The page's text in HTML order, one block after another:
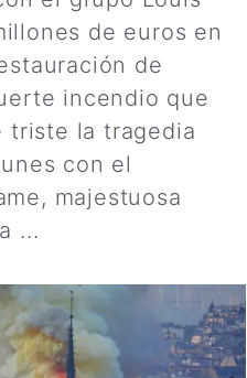
de euros en
de
incendio que
triste la tragedia
con el
majestuosa
...